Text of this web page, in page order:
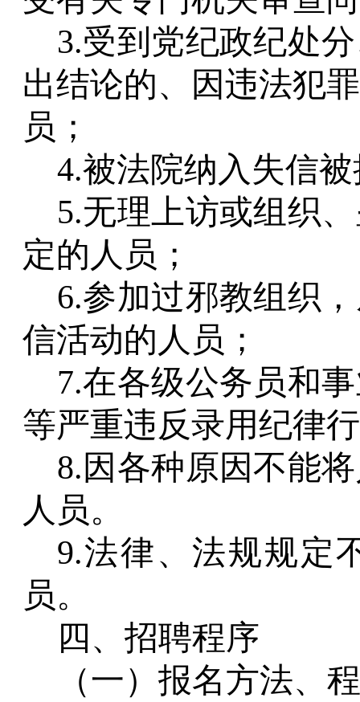
3.受到党纪政纪处
出结论的、因违法犯
员；
4.被法院纳入失信
5.无理上访或组织
定的人员；
6.参加过邪教组织
信活动的人员；
7.在各级公务员和
等严重违反录用纪律
8.因各种原因不能
人员。
9.法律、法规规定
员。
四、招聘程序
（一）报名方法、